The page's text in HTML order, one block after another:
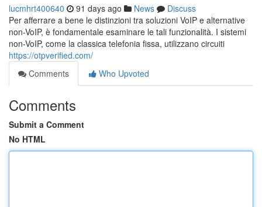
lucmhrt400640 91 days ago News
Discuss
Per afferrare a bene le distinzioni tra soluzioni VoIP e alternative
non-VoIP, è fondamentale esaminare le tali funzionalità. I sistemi
non-VoIP, come la classica telefonia fissa, utilizzano circuiti
https://otpverified.com/
Comments
Who Upvoted
Comments
Submit a Comment
No HTML